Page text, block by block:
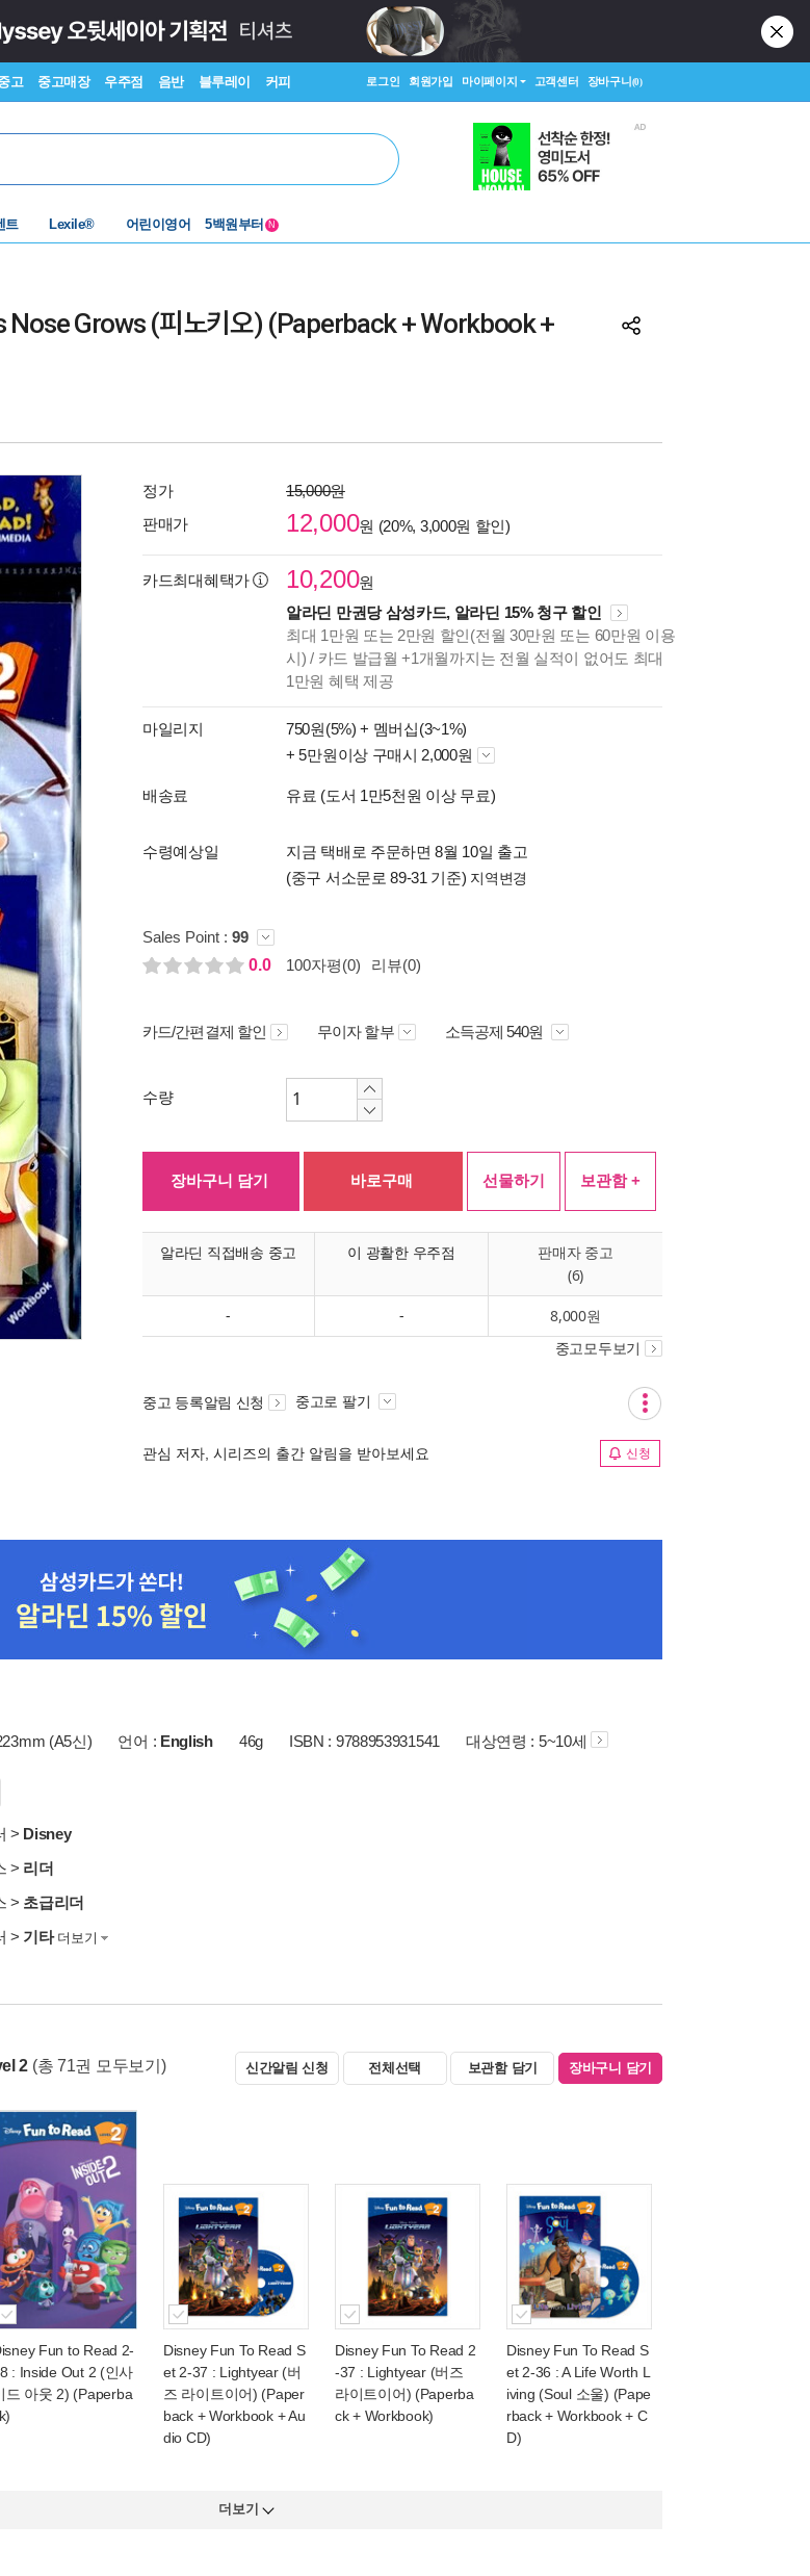
고 중고매장 우주점 음반 블루레이 커피 로그인 회원가입 마이페이지 고객센터 장바구니(0)
트
수준별베스트
어린이영어
중고 외서
N
Nose Grows (피노키오) (Paperback + Workbook +
정가
15,000원
판매가
12,000원 (20%, 3,000원 할인)
카드최대혜택가 10,200원
알라딘 만권당 삼성카드, 알라딘 15% 청구 할인
최대 1만원 또는 2만원 할인(전월 30만원 또는 60만원 이용
시) / 카드 발급월 +1개월까지는 전월 실적이 없어도 최대
1만원 혜택 제공
마일리지 750원(5%) + 멤버십(3~1%)
+ 5만원이상 구매시 2,000원
배송료 유료 (도서 1만5천원 이상 무료)
수령예상일
지금 택배로 주문하면 8월 10일 출고
(중구 서소문로 89-31 기준) 지역변경
Sales Point : 99
0.0
100자평(0) 리뷰(0)
카드/간편결제 할인 무이자 할부 소득공제 540원
수량
장바구니 담기 바로구매 선물하기 보관함 +
알라딘 직접배송 중고 이 광활한 우주점
판매자 중고
(6)
- - 8,000원
중고모두보기
중고 등록알림 신청 중고로 팔기
관심 저자, 시리즈의 출간 알림을 받아보세요 신청
(A5신) 언어 : English 46g ISBN : 9788953931541 대상연령 : 5~10세
> Disney
> 리더
> 초급리더
> 기타 더보기
2 (총 71권 모두보기) 신간알림 신청 전체선택 보관함 담기 장바구니 담기
Fun to Read 2-
: Inside Out 2 (인사
드 아웃 2) (Paperba
Disney Fun To Read S
et 2-37 : Lightyear (버
즈 라이트이어) (Paper
back + Workbook + Au
dio CD)
Disney Fun To Read 2
-37 : Lightyear (버즈
라이트이어) (Paperba
ck + Workbook)
Disney Fun To Read S
et 2-36 : A Life Worth L
iving (Soul 소울) (Pape
rback + Workbook + C
D)
더보기